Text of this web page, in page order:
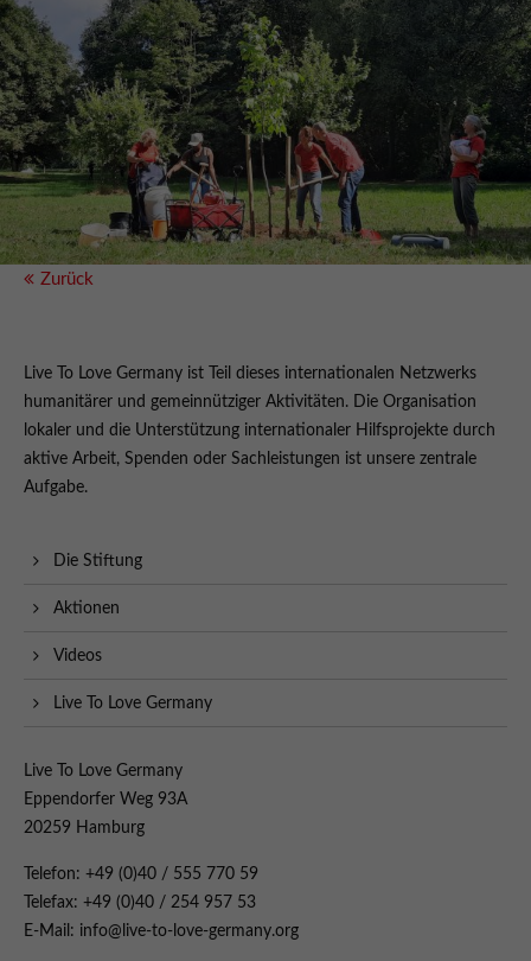
Zurück
Live To Love Germany ist Teil dieses internationalen Netzwerks
humanitärer und gemeinnütziger Aktivitäten. Die Organisation
lokaler und die Unterstützung internationaler Hilfsprojekte durch
aktive Arbeit, Spenden oder Sachleistungen ist unsere zentrale
Aufgabe.
Die Stiftung
Aktionen
Videos
Live To Love Germany
Live To Love Germany
Eppendorfer Weg 93A
20259 Hamburg
Telefon: +49 (0)40 / 555 770 59
Telefax: +49 (0)40 / 254 957 53
E-Mail: info@live-to-love-germany.org